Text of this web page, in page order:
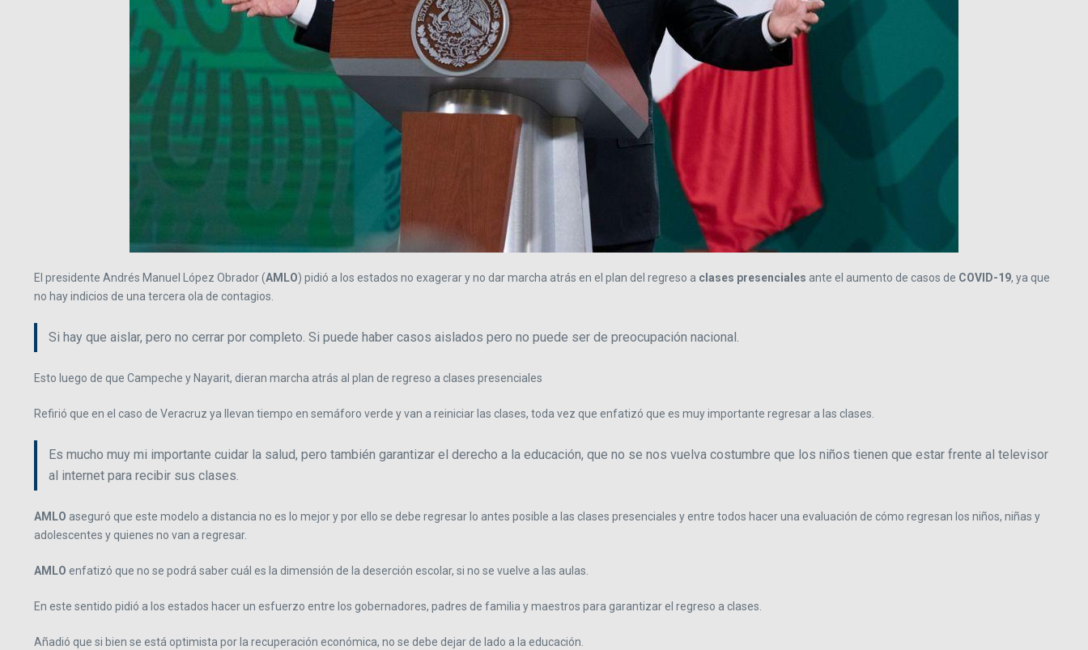
El presidente Andrés Manuel López Obrador (AMLO) pidió a los estados no exagerar y no dar marcha atrás en el plan del regreso a clases presenciales ante el aumento de casos de COVID-19, ya que
no hay indicios de una tercera ola de contagios.
Si hay que aislar, pero no cerrar por completo. Si puede haber casos aislados pero no puede ser de preocupación nacional.
Esto luego de que Campeche y Nayarit, dieran marcha atrás al plan de regreso a clases presenciales
Refirió que en el caso de Veracruz ya llevan tiempo en semáforo verde y van a reiniciar las clases, toda vez que enfatizó que es muy importante regresar a las clases.
Es mucho muy mi importante cuidar la salud, pero también garantizar el derecho a la educación, que no se nos vuelva costumbre que los niños tienen que estar frente al televisor
al internet para recibir sus clases.
AMLO aseguró que este modelo a distancia no es lo mejor y por ello se debe regresar lo antes posible a las clases presenciales y entre todos hacer una evaluación de cómo regresan los niños, niñas y
adolescentes y quienes no van a regresar.
AMLO enfatizó que no se podrá saber cuál es la dimensión de la deserción escolar, si no se vuelve a las aulas.
En este sentido pidió a los estados hacer un esfuerzo entre los gobernadores, padres de familia y maestros para garantizar el regreso a clases.
Añadió que si bien se está optimista por la recuperación económica, no se debe dejar de lado a la educación.